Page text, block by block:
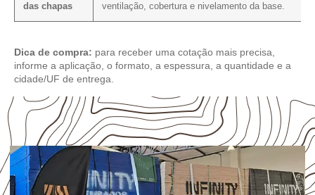
das chapas
ventilação, cobertura e nivelamento da base.
Dica de compra: para receber uma cotação mais precisa,
informe a aplicação, o formato, a espessura, a quantidade e a
cidade/UF de entrega.